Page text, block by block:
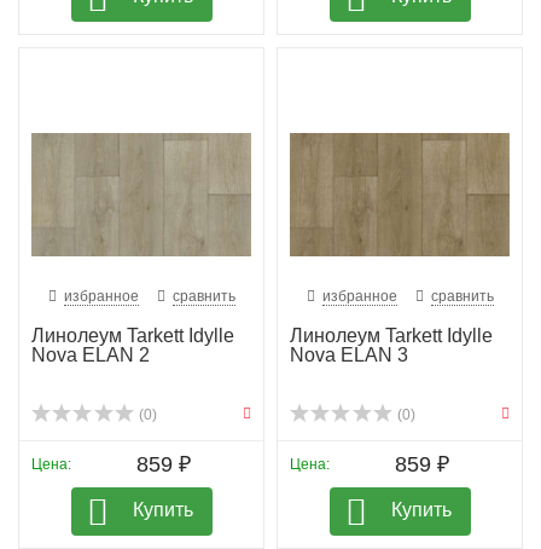
избранное сравнить
Линолеум Tarkett Idylle
Nova ELAN 2
(0)
Цена: 859 ₽
Купить
избранное сравнить
Линолеум Tarkett Idylle
Nova ELAN 3
(0)
Цена: 859 ₽
Купить